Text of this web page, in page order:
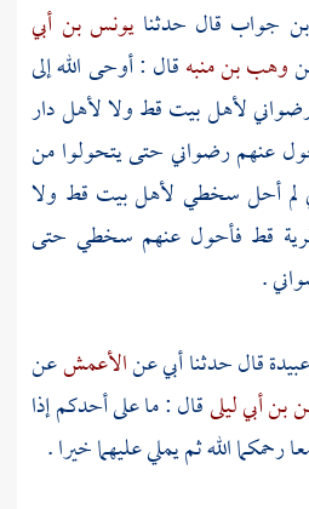
جواب قال حدثنايونس بن أبي
وهب بن منبهقال : أوحى الله إلى
لأهل بيت قط ولا لأهل دار
عنهم رضواني حتى يتحولوا من
لم أحل سخطي لأهل بيت قط ولا
قط فأحول عنهم سخطي حتى
.
قال حدثنا أبي عنالأعمشعن
بن أبي ليلىقال : ما على أحدكم إذا
الله ثم يملي عليهما خيرا .